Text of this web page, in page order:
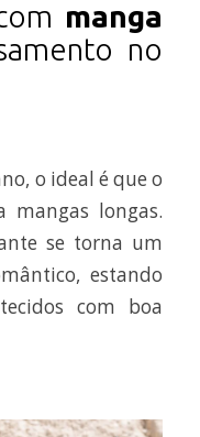
manga
no
o ideal é que o
mangas longas.
se torna um
estando
com boa